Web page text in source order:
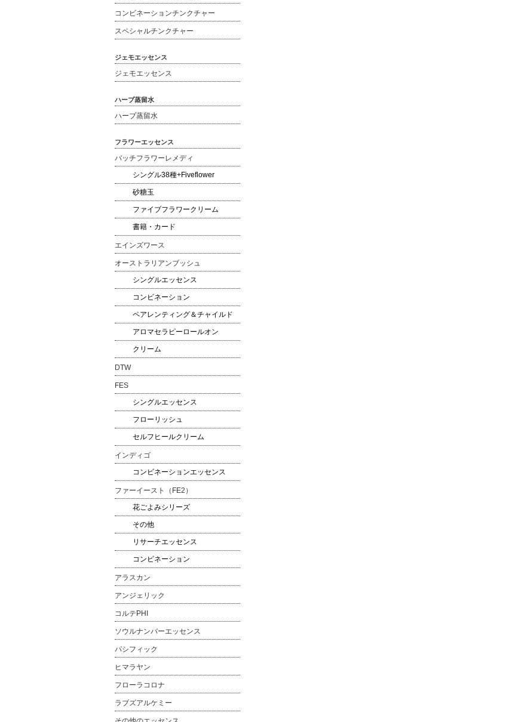
コンビネーションチンクチャー
スペシャルチンクチャー
ジェモエッセンス
ジェモエッセンス
ハーブ蒸留水
ハーブ蒸留水
フラワーエッセンス
バッチフラワーレメディ
シングル38種+Fiveflower
砂糖玉
ファイブフラワークリーム
書籍・カード
エインズワース
オーストラリアンブッシュ
シングルエッセンス
コンビネーション
ペアレンティング＆チャイルド
アロマセラピーロールオン
クリーム
DTW
FES
シングルエッセンス
フローリッシュ
セルフヒールクリーム
インディゴ
コンビネーションエッセンス
ファーイースト（FE2）
花ごよみシリーズ
その他
リサーチエッセンス
コンビネーション
アラスカン
アンジェリック
コルテPHI
ソウルナンバーエッセンス
パシフィック
ヒマラヤン
フローラコロナ
ラブズアルケミー